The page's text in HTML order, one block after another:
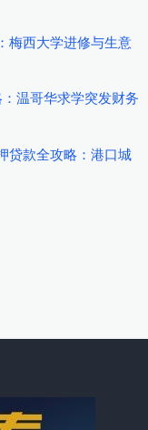
梅西大学进修与生意
温哥华求学突发财务
贷款全攻略：港口城